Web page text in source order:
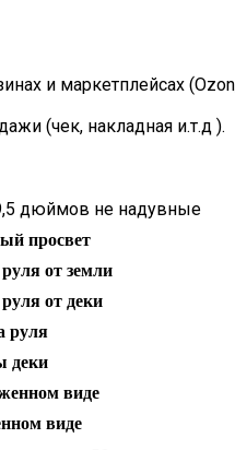
и маркетплейсах
(чек, накладная и.т.д ).
дюймов не надувные
просвет
от земли
от деки
руля
деки
виде
виде